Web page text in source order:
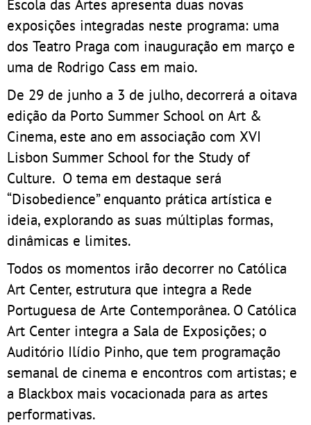
Escola das Artes apresenta duas novas
exposições integradas neste programa: uma
dos Teatro Praga com inauguração em março e
uma de Rodrigo Cass em maio.
De 29 de junho a 3 de julho, decorrerá a oitava
edição da Porto Summer School on Art &
Cinema, este ano em associação com XVI
Lisbon Summer School for the Study of
Culture. O tema em destaque será
“Disobedience” enquanto prática artística e
ideia, explorando as suas múltiplas formas,
dinâmicas e limites.
Todos os momentos irão decorrer no Católica
Art Center, estrutura que integra a Rede
Portuguesa de Arte Contemporânea. O Católica
Art Center integra a Sala de Exposições; o
Auditório Ilídio Pinho, que tem programação
semanal de cinema e encontros com artistas; e
a Blackbox mais vocacionada para as artes
performativas.